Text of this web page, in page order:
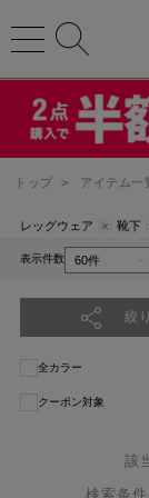
トップ > アイテム一
レッグウェア 靴下
表示件数
絞
全カラー
クーポン対象
該
検索条